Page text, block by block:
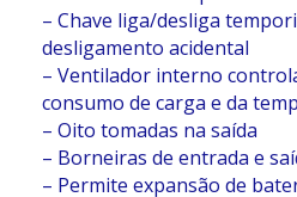
– Chave liga/desliga
desligamento acidental
– Ventilador interno
consumo de carga e da
– Oito tomadas na saída
– Borneiras de entrada e
– Permite expansão de